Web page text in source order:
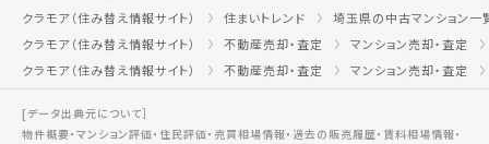
クラモア（住み替え情報サイト）
住まいトレンド
埼玉県の中古マンション一
クラモア（住み替え情報サイト）
不動産売却・査定
マンション売却・査定
クラモア（住み替え情報サイト）
不動産売却・査定 マンション売却・査定
[データ出典元について］
物件概要・マンション評価・住民評価・売買相場情報・過去の販売履歴・賃料相場情報・